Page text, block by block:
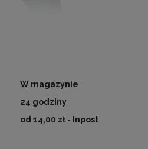
W magazynie
24 godziny
od 14,00 zł - Inpost